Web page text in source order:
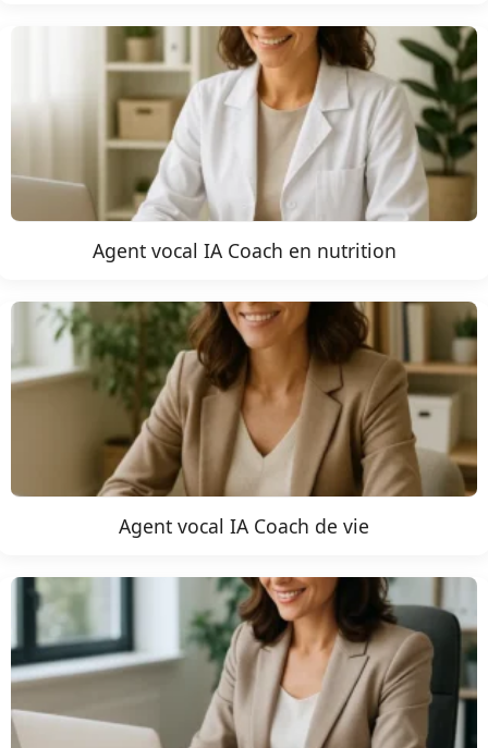
Agent vocal IA Coach en nutrition
Agent vocal IA Coach de vie